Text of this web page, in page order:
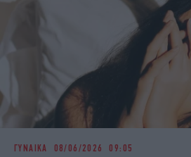
ΓΥΝΑΙΚΑ 08/06/2026 09:05